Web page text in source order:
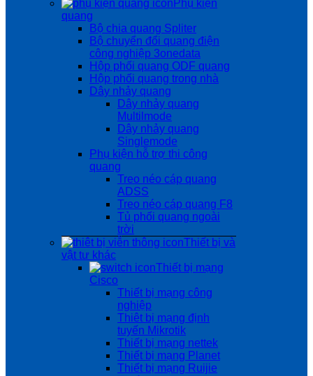
Phụ kiện
quang
Bộ chia quang Spliter
Bộ chuyển đổi quang điện
công nghiệp 3onedata
Hộp phối quang ODF quang
Hộp phối quang trong nhà
Dây nhảy quang
Dây nhảy quang
Multilmode
Dây nhảy quang
Singlemode
Phụ kiện hỗ trợ thi công
quang
Treo néo cáp quang
ADSS
Treo néo cáp quang F8
Tủ phối quang ngoài
trời
Thiết bị và
vật tư khác
Thiết bị mạng
Cisco
Thiết bị mạng công
nghiệp
Thiêt bị mạng định
tuyến Mikrotik
Thiết bị mạng nettek
Thiết bị mạng Planet
Thiết bị mạng Ruijie